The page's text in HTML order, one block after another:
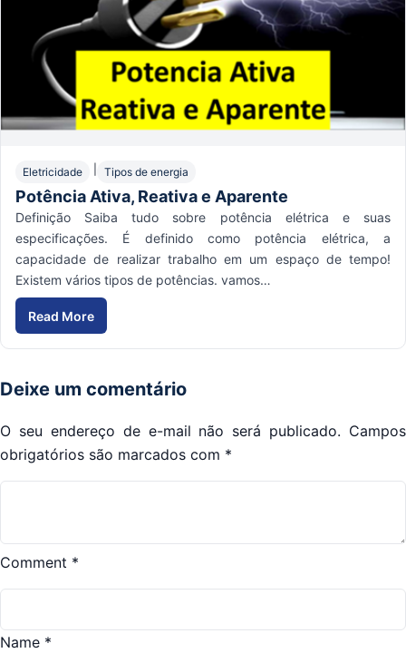
Eletricidade Tipos de energia
Potência Ativa, Reativa e Aparente
Definição Saiba tudo sobre potência elétrica e suas
especificações. É definido como potência elétrica, a
capacidade de realizar trabalho em um espaço de tempo!
Existem vários tipos de potências. vamos…
Read More
Deixe um comentário
O seu endereço de e-mail não será publicado. Campos
obrigatórios são marcados com *
Comment *
Name *